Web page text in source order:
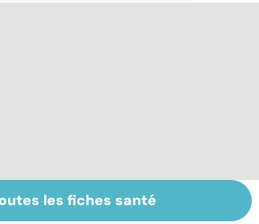
le
La tuberculose
les fiches santé